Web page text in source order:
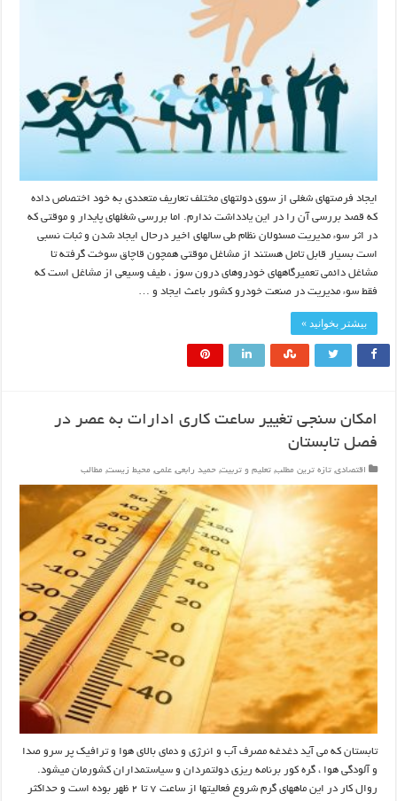
ایجاد فرصتهای شغلی از سوی دولتهای مختلف تعاریف متعددی به خود اختصاص داده
که قصد بررسی آن را در این یادداشت ندارم. اما بررسی شغلهای پایدار و موقتی که
در اثر سوء مدیریت مسئولان نظام طی سالهای اخیر درحال ایجاد شدن و ثبات نسبی
است بسیار قابل تامل هستند از مشاغل موقتی همچون قاچاق سوخت گرفته تا
مشاغل دائمی تعمیرگاههای خودروهای درون سوز ، طیف وسیعی از مشاغل است که
فقط سوء مدیریت در صنعت خودرو کشور باعث ایجاد و …
بیشتر بخوانید »
امکان سنجی تغییر ساعت کاری ادارات به عصر در
فصل تابستان
اقتصادی, تازه ترین مطلب, تعلیم و تربیت, حمید رابعی, علمی, محیط زیست, مطالب
تابستان که می آید دغدغه مصرف آب و انرژی و دمای بالای هوا و ترافیک پر سرو صدا
و آلودگی هوا ، گره کور برنامه ریزی دولتمردان و سیاستمداران کشورمان میشود.
روال کار در این ماههای گرم شروع فعالیتها از ساعت ۷ تا ۲ ظهر بوده است و حداکثر